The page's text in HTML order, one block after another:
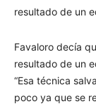
Favaloro decía
resultado de un
“Esa técnica
poco ya que se